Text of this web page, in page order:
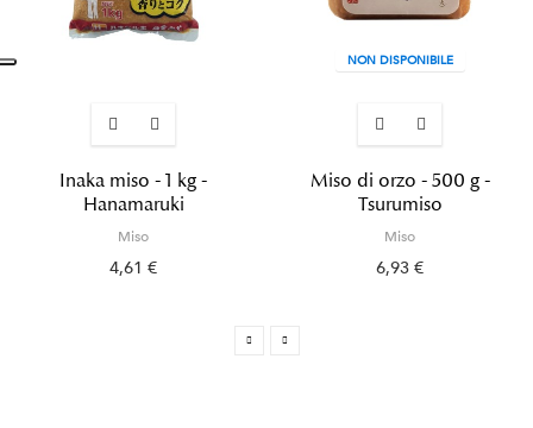
Inaka miso - 1 kg -
Hanamaruki
Miso
4,61 €
NON DISPONIBILE
Miso di orzo - 500 g -
Tsurumiso
Miso
6,93 €